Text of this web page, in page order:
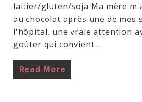
laitier/gluten/soja Ma mère
au chocolat après une de mes
l'hôpital, une vraie attention
goûter qui convient…
Read More